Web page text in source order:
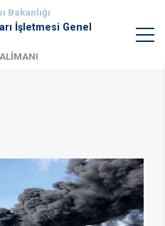
Bakanlığı
İşletmesi Genel